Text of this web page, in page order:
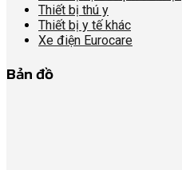
Thiết bị thú y
Thiết bị y tế khác
Xe điện Eurocare
Bản đồ